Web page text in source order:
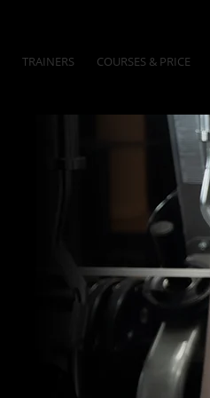
TRAINERS COURSES & PRICE